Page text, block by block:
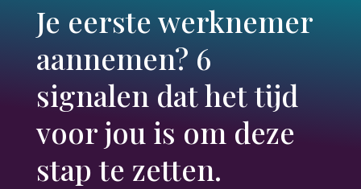
Je eerste werknemer
aannemen? 6
signalen dat het tijd
voor jou is om deze
stap te zetten.